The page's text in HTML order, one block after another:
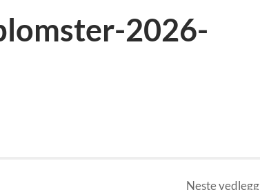
2026-
Nestevedlegg